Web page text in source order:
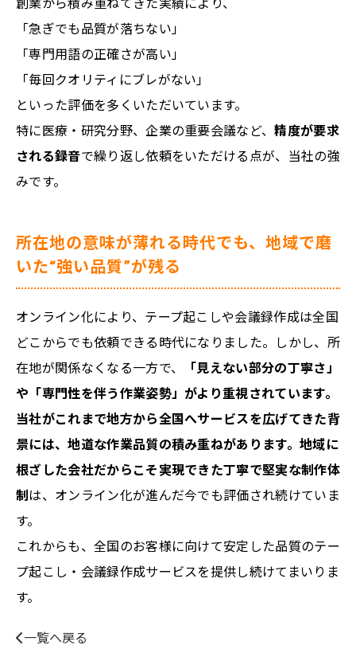
創業から積み重ねてきた実績により、
「急ぎでも品質が落ちない」
「専門用語の正確さが高い」
「毎回クオリティにブレがない」
といった評価を多くいただいています。
特に医療・研究分野、企業の重要会議など、精度が要求
される録音で繰り返し依頼をいただける点が、当社の強
みです。
所在地の意味が薄れる時代でも、地域で磨
いた“強い品質”が残る
オンライン化により、テープ起こしや会議録作成は全国
どこからでも依頼できる時代になりました。しかし、所
在地が関係なくなる一方で、
「見えない部分の丁寧さ」
や「専門性を伴う作業姿勢」 がより重視されています。
当社がこれまで地方から全国へサービスを広げてきた背
景には、地道な作業品質の積み重ねがあります。地域に
根ざした会社だからこそ実現できた丁寧で堅実な制作体
制は、オンライン化が進んだ今でも評価され続けていま
す。
これからも、全国のお客様に向けて安定した品質のテー
プ起こし・会議録作成サービスを提供し続けてまいりま
す。
一覧へ戻る